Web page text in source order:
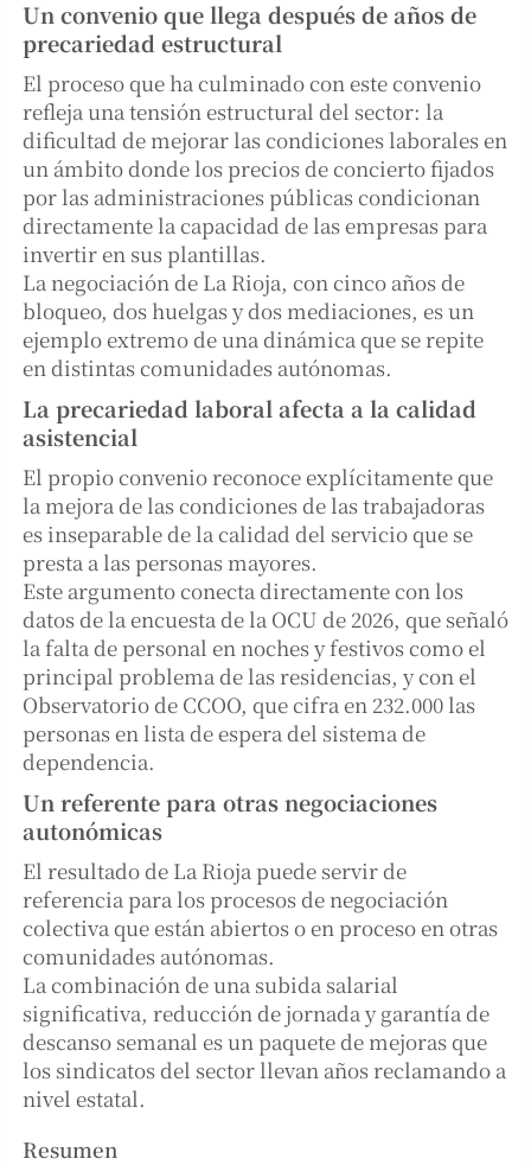
Un convenio que llega después de años de
precariedad estructural
El proceso que ha culminado con este convenio
refleja una tensión estructural del sector: la
dificultad de mejorar las condiciones laborales en
un ámbito donde los precios de concierto fijados
por las administraciones públicas condicionan
directamente la capacidad de las empresas para
invertir en sus plantillas.
La negociación de La Rioja, con cinco años de
bloqueo, dos huelgas y dos mediaciones, es un
ejemplo extremo de una dinámica que se repite
en distintas comunidades autónomas.
La precariedad laboral afecta a la calidad
asistencial
El propio convenio reconoce explícitamente que
la mejora de las condiciones de las trabajadoras
es inseparable de la calidad del servicio que se
presta a las personas mayores.
Este argumento conecta directamente con los
datos de la encuesta de la OCU de 2026, que señaló
la falta de personal en noches y festivos como el
principal problema de las residencias, y con el
Observatorio de CCOO, que cifra en 232.000 las
personas en lista de espera del sistema de
dependencia.
Un referente para otras negociaciones
autonómicas
El resultado de La Rioja puede servir de
referencia para los procesos de negociación
colectiva que están abiertos o en proceso en otras
comunidades autónomas.
La combinación de una subida salarial
significativa, reducción de jornada y garantía de
descanso semanal es un paquete de mejoras que
los sindicatos del sector llevan años reclamando a
nivel estatal.
Resumen